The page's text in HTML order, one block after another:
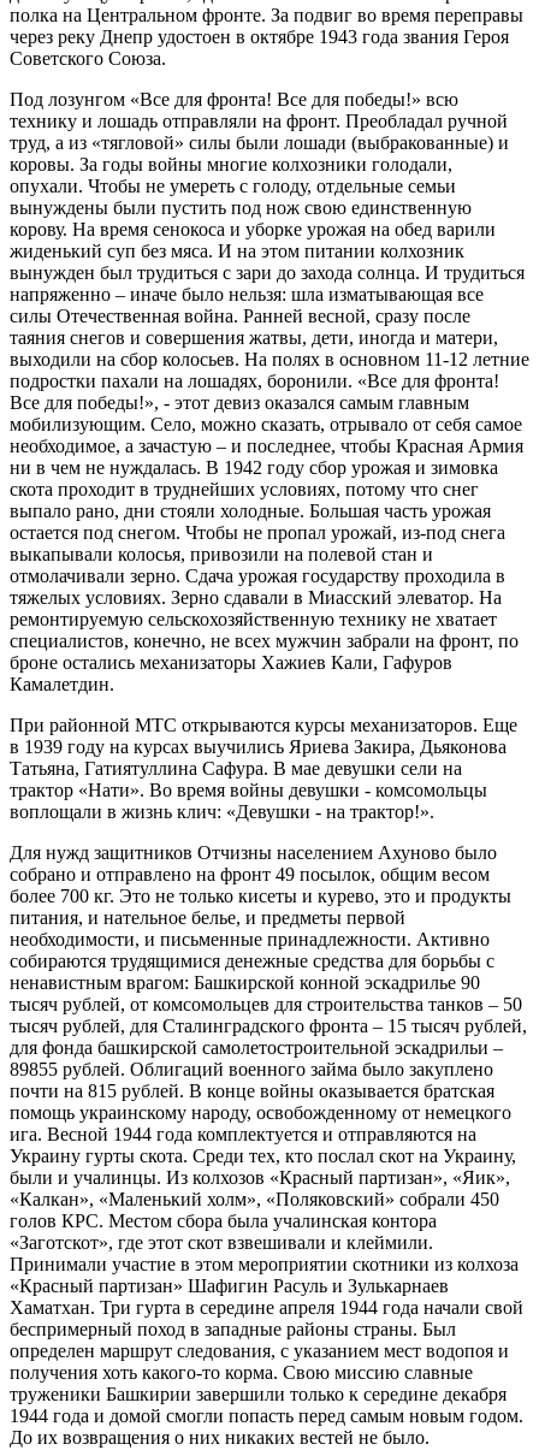
полка на Центральном фронте. За подвиг во время переправы
через реку Днепр удостоен в октябре 1943 года звания Героя
Советского Союза.
Под лозунгом «Все для фронта! Все для победы!» всю
технику и лошадь отправляли на фронт. Преобладал ручной
труд, а из «тягловой» силы были лошади (выбракованные) и
коровы. За годы войны многие колхозники голодали,
опухали. Чтобы не умереть с голоду, отдельные семьи
вынуждены были пустить под нож свою единственную
корову. На время сенокоса и уборке урожая на обед варили
жиденький суп без мяса. И на этом питании колхозник
вынужден был трудиться с зари до захода солнца. И трудиться
напряженно – иначе было нельзя: шла изматывающая все
силы Отечественная война. Ранней весной, сразу после
таяния снегов и совершения жатвы, дети, иногда и матери,
выходили на сбор колосьев. На полях в основном 11-12 летние
подростки пахали на лошадях, боронили. «Все для фронта!
Все для победы!», - этот девиз оказался самым главным
мобилизующим. Село, можно сказать, отрывало от себя самое
необходимое, а зачастую – и последнее, чтобы Красная Армия
ни в чем не нуждалась. В 1942 году сбор урожая и зимовка
скота проходит в труднейших условиях, потому что снег
выпало рано, дни стояли холодные. Большая часть урожая
остается под снегом. Чтобы не пропал урожай, из-под снега
выкапывали колосья, привозили на полевой стан и
отмолачивали зерно. Сдача урожая государству проходила в
тяжелых условиях. Зерно сдавали в Миасский элеватор. На
ремонтируемую сельскохозяйственную технику не хватает
специалистов, конечно, не всех мужчин забрали на фронт, по
броне остались механизаторы Хажиев Кали, Гафуров
Камалетдин.
При районной МТС открываются курсы механизаторов. Еще
в 1939 году на курсах выучились Яриева Закира, Дьяконова
Татьяна, Гатиятуллина Сафура. В мае девушки сели на
трактор «Нати». Во время войны девушки - комсомольцы
воплощали в жизнь клич: «Девушки - на трактор!».
Для нужд защитников Отчизны населением Ахуново было
собрано и отправлено на фронт 49 посылок, общим весом
более 700 кг. Это не только кисеты и курево, это и продукты
питания, и нательное белье, и предметы первой
необходимости, и письменные принадлежности. Активно
собираются трудящимися денежные средства для борьбы с
ненавистным врагом: Башкирской конной эскадрилье 90
тысяч рублей, от комсомольцев для строительства танков – 50
тысяч рублей, для Сталинградского фронта – 15 тысяч рублей,
для фонда башкирской самолетостроительной эскадрильи –
89855 рублей. Облигаций военного займа было закуплено
почти на 815 рублей. В конце войны оказывается братская
помощь украинскому народу, освобожденному от немецкого
ига. Весной 1944 года комплектуется и отправляются на
Украину гурты скота. Среди тех, кто послал скот на Украину,
были и учалинцы. Из колхозов «Красный партизан», «Яик»,
«Калкан», «Маленький холм», «Поляковский» собрали 450
голов КРС. Местом сбора была учалинская контора
«Заготскот», где этот скот взвешивали и клеймили.
Принимали участие в этом мероприятии скотники из колхоза
«Красный партизан» Шафигин Расуль и Зулькарнаев
Хаматхан. Три гурта в середине апреля 1944 года начали свой
беспримерный поход в западные районы страны. Был
определен маршрут следования, с указанием мест водопоя и
получения хоть какого-то корма. Свою миссию славные
труженики Башкирии завершили только к середине декабря
1944 года и домой смогли попасть перед самым новым годом.
До их возвращения о них никаких вестей не было.